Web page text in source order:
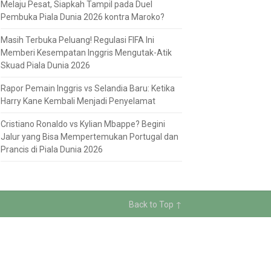
Melaju Pesat, Siapkah Tampil pada Duel
Pembuka Piala Dunia 2026 kontra Maroko?
Masih Terbuka Peluang! Regulasi FIFA Ini
Memberi Kesempatan Inggris Mengutak-Atik
Skuad Piala Dunia 2026
Rapor Pemain Inggris vs Selandia Baru: Ketika
Harry Kane Kembali Menjadi Penyelamat
Cristiano Ronaldo vs Kylian Mbappe? Begini
Jalur yang Bisa Mempertemukan Portugal dan
Prancis di Piala Dunia 2026
Back to Top ↑